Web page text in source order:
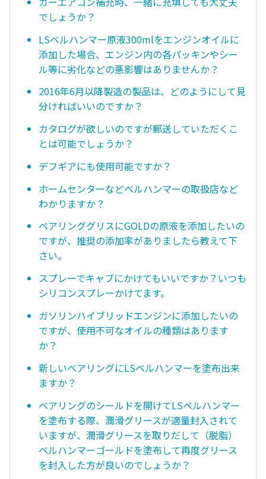
でしょうか？
LSベルハンマー原液300mlをエンジンオイルに
添加した場合、エンジン内の各パッキンやシー
ル等に劣化などの悪影響はありませんか？
2016年6月以降製造の製品は、どのようにして見
分ければいいのですか？
カタログが欲しいのですが郵送していただくこ
とは可能でしょうか？
デフギアにも使用可能ですか？
ホームセンターなどベルハンマーの取扱店など
わかりますか？
ベアリンググリスにGOLDの原液を添加したいの
ですが、推奨の添加率がありましたら教えて下
さい。
スプレーでキャブにかけてもいいですか？いつも
シリコンスプレーかけてます。
ガソリンハイブリッドエンジンに添加したいの
ですが、使用不可なオイルの種類はあります
か？
新しいベアリングにLSベルハンマーを塗布出来
ますか？
ベアリングのシールドを開けてLSベルハンマー
を塗布する際、潤滑グリースが適量封入されて
いますが、潤滑グリースを取りだして（脱脂）
ベルハンマーゴールドを塗布して再度グリース
を封入した方が良いのでしょうか？